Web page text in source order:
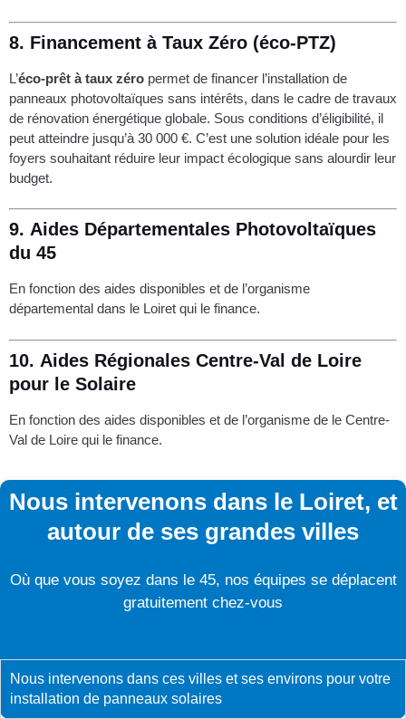
8. Financement à Taux Zéro (éco-PTZ)
L’éco-prêt à taux zéro permet de financer l’installation de
panneaux photovoltaïques sans intérêts, dans le cadre de travaux
de rénovation énergétique globale. Sous conditions d’éligibilité, il
peut atteindre jusqu’à 30 000 €. C’est une solution idéale pour les
foyers souhaitant réduire leur impact écologique sans alourdir leur
budget.
9. Aides Départementales Photovoltaïques
du 45
En fonction des aides disponibles et de l’organisme
départemental dans le Loiret qui le finance.
10. Aides Régionales Centre-Val de Loire
pour le Solaire
En fonction des aides disponibles et de l’organisme de le Centre-
Val de Loire qui le finance.
Nous intervenons dans le Loiret, et
autour de ses grandes villes
Où que vous soyez dans le 45, nos équipes se déplacent
gratuitement chez-vous
Nous intervenons dans ces villes et ses environs pour votre
installation de panneaux solaires